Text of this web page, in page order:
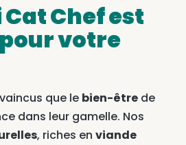
Chef est
votre
que le bien-être de
dans leur gamelle. Nos
, riches en viande